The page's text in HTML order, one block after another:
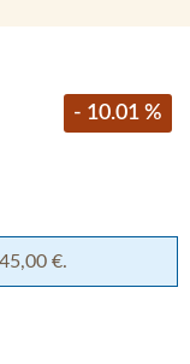
- 10.01 %
€.